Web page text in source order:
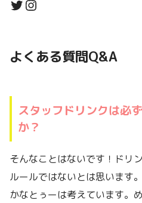
よくある質問Q&A
スタッフドリンクは必
か？
そんなことはないです！ドリ
ルールではないとは思います
かなとぅーは考えています。